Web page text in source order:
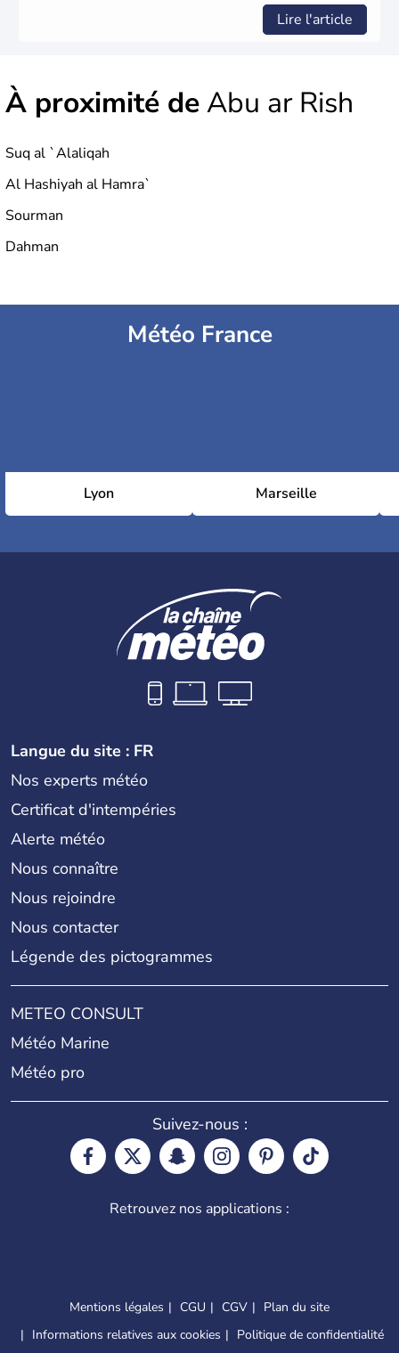
Lire l'article
À proximité deAbu ar Rish
Suq al `Alaliqah
Al Hashiyah al Hamra`
Sourman
Dahman
Météo France
Lyon Marseille
Langue du site : FR
Nos experts météo
Certificat d'intempéries
Alerte météo
Nous connaître
Nous rejoindre
Nous contacter
Légende des pictogrammes
METEO CONSULT
Météo Marine
Météo pro
Suivez-nous :
Retrouvez nos applications :
Mentions légales CGU CGV
Plan du site
Informations relatives aux cookies
Politique de confidentialité